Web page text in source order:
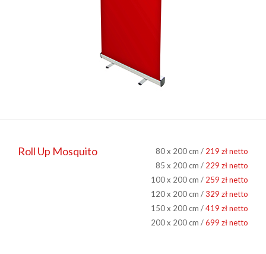
Roll Up Mosquito 80 x 200 cm / 219 zł netto
85 x 200 cm / 229 zł netto
100 x 200 cm / 259 zł netto
120 x 200 cm /329 zł netto
150 x 200 cm /419 zł netto
200 x 200 cm /699 zł netto